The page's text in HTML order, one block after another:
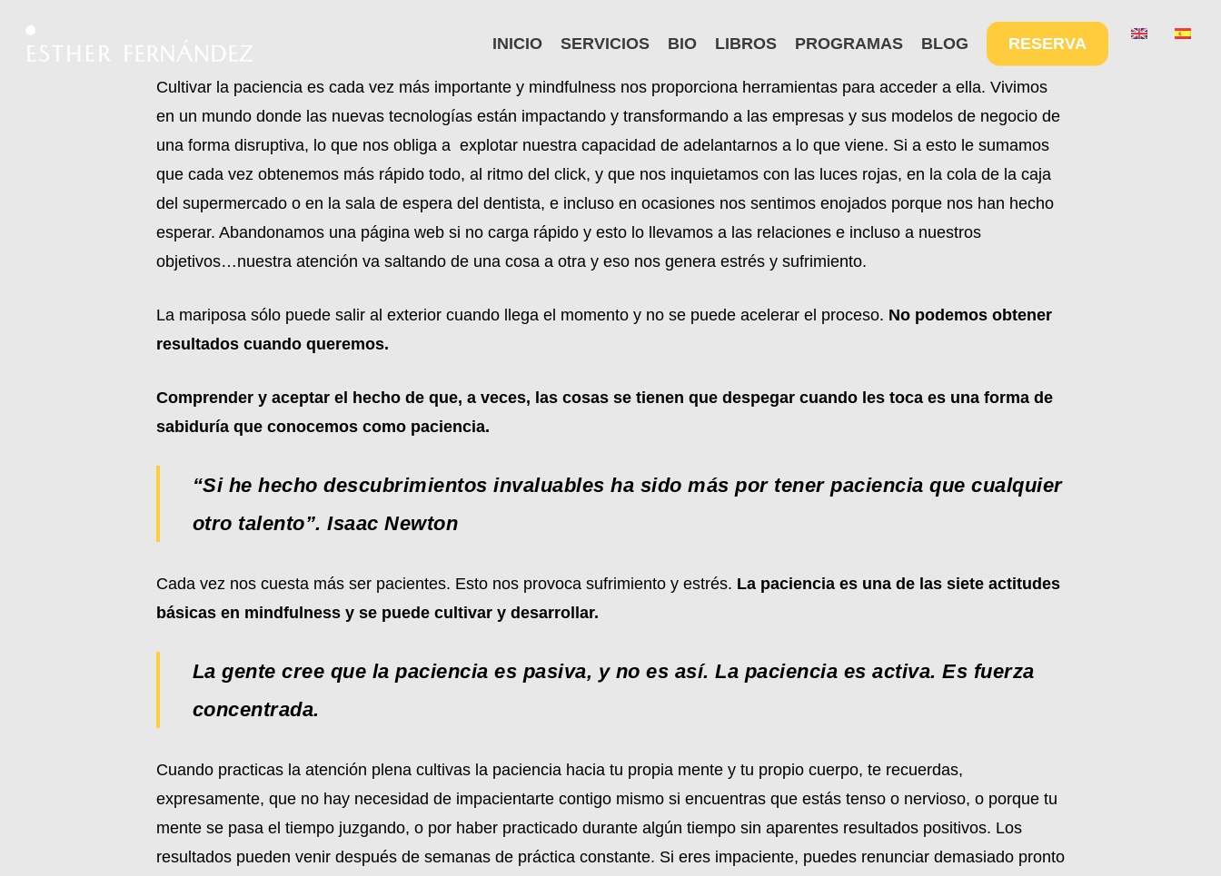
INICIO SERVICIOS BIO LIBROS PROGRAMAS BLOG RESERVA
Cultivar la paciencia es cada vez más importante y mindfulness nos proporciona herramientas para acceder a ella. Vivimos
en un mundo donde las nuevas tecnologías están impactando y transformando a las empresas y sus modelos de negocio de
una forma disruptiva, lo que nos obliga a explotar nuestra capacidad de adelantarnos a lo que viene. Si a esto le sumamos
que cada vez obtenemos más rápido todo, al ritmo del click, y que nos inquietamos con las luces rojas, en la cola de la caja
del supermercado o en la sala de espera del dentista, e incluso en ocasiones nos sentimos enojados porque nos han hecho
esperar. Abandonamos una página web si no carga rápido y esto lo llevamos a las relaciones e incluso a nuestros
objetivos…nuestra atención va saltando de una cosa a otra y eso nos genera estrés y sufrimiento.
La mariposa sólo puede salir al exterior cuando llega el momento y no se puede acelerar el proceso. No podemos obtener
resultados cuando queremos.
Comprender y aceptar el hecho de que, a veces, las cosas se tienen que despegar cuando les toca es una forma de
sabiduría que conocemos como paciencia.
“Si he hecho descubrimientos invaluables ha sido más por tener paciencia que cualquier
otro talento”. Isaac Newton
Cada vez nos cuesta más ser pacientes. Esto nos provoca sufrimiento y estrés. La paciencia es una de las siete actitudes
básicas en mindfulness y se puede cultivar y desarrollar.
La gente cree que la paciencia es pasiva, y no es así. La paciencia es activa. Es fuerza
concentrada.
Cuando practicas la atención plena cultivas la paciencia hacia tu propia mente y tu propio cuerpo, te recuerdas,
expresamente, que no hay necesidad de impacientarte contigo mismo si encuentras que estás tenso o nervioso, o porque tu
mente se pasa el tiempo juzgando, o por haber practicado durante algún tiempo sin aparentes resultados positivos. Los
resultados pueden venir después de semanas de práctica constante. Si eres impaciente, puedes renunciar demasiado pronto